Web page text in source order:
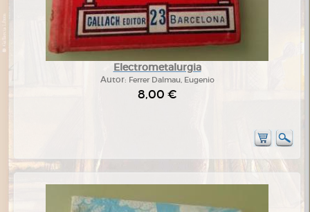
Electrometalurgia
Autor: Ferrer Dalmau, Eugenio
8,00 €